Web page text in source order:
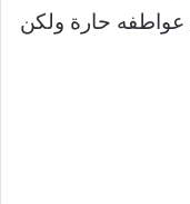
حارة ولكن